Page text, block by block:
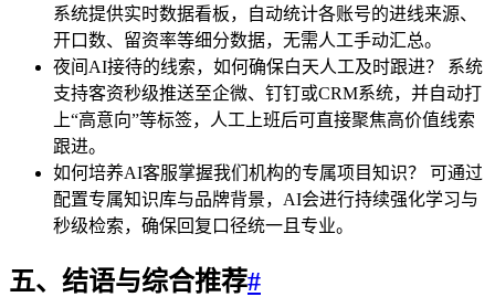
系统提供实时数据看板，自动统计各账号的进线来源、
开口数、留资率等细分数据，无需人工手动汇总。
夜间AI接待的线索，如何确保白天人工及时跟进？ 系统
支持客资秒级推送至企微、钉钉或CRM系统，并自动打
上“高意向”等标签，人工上班后可直接聚焦高价值线索
跟进。
如何培养AI客服掌握我们机构的专属项目知识？ 可通过
配置专属知识库与品牌背景，AI会进行持续强化学习与
秒级检索，确保回复口径统一且专业。
五、结语与综合推荐#